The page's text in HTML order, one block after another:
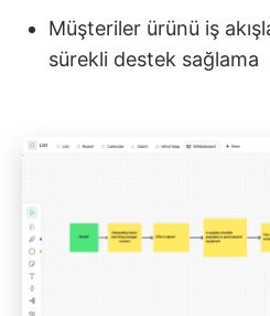
Müşteriler ürünü iş
sürekli destek sağlama